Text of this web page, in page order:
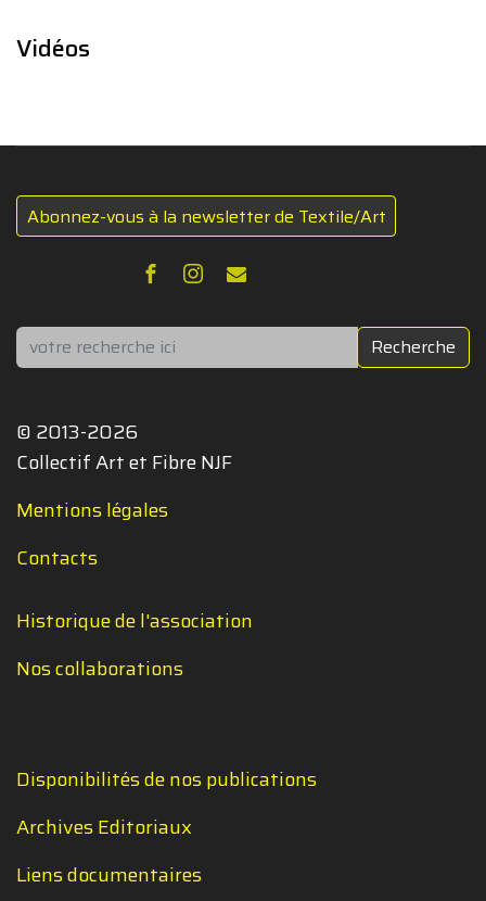
Vidéos
Abonnez-vous à la newsletter de Textile/Art
Rechercher Recherche
© 2013-2026
Collectif Art et Fibre NJF
Mentions légales
Contacts
Historique de l'association
Nos collaborations
Disponibilités de nos publications
Archives Editoriaux
Liens documentaires